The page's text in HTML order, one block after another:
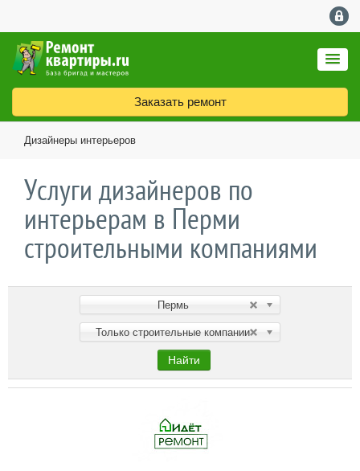
Заказать ремонт
Дизайнеры интерьеров
Услуги дизайнеров по
интерьерам в Перми
строительными компаниями
Пермь
Только строительные компании
Найти